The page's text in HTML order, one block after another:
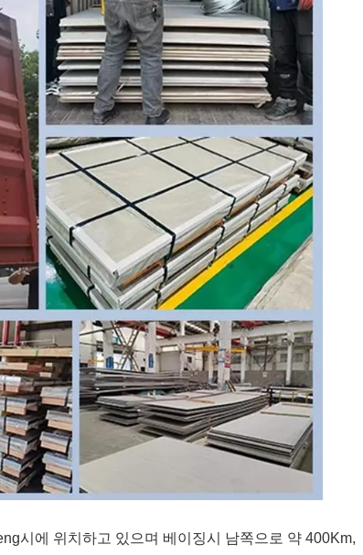
시에 위치하고 있으며 베이징시 남쪽으로 약 400Km,